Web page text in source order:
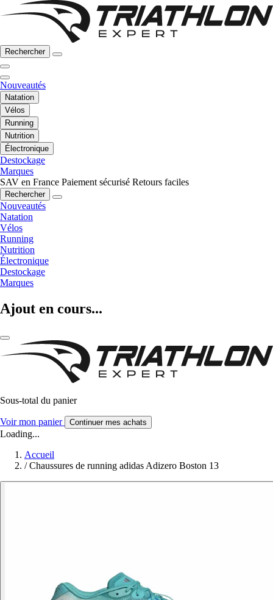
Rechercher
Nouveautés
Natation
Vélos
Running
Nutrition
Électronique
Destockage
Marques
SAV en France Paiement sécurisé Retours faciles
Rechercher
Nouveautés
Natation
Vélos
Running
Nutrition
Électronique
Destockage
Marques
Ajout en cours...
Sous-total du panier
Voir mon panier Continuer mes achats
Loading...
Accueil
/ Chaussures de running adidas Adizero Boston 13